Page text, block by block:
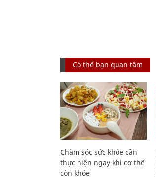
Có thể bạn quan tâm
Chăm sóc sức khỏe cần
thực hiện ngay khi cơ thể
còn khỏe